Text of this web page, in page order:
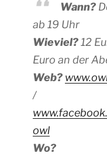
Wann?
ab 19 Uhr
Wieviel?12
Euro an der
Web?
/
owl
Wo?